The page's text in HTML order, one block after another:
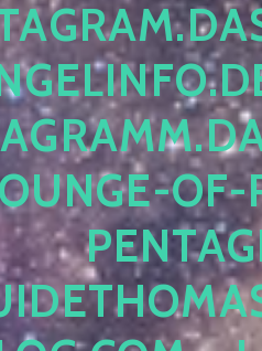
OF-